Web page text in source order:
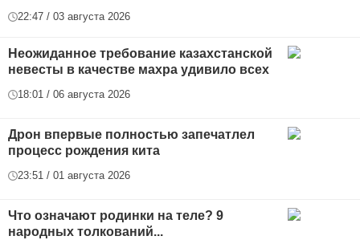
22:47 / 03 августа 2026
Неожиданное требование казахстанской
невесты в качестве махра удивило всех
18:01 / 06 августа 2026
Дрон впервые полностью запечатлел
процесс рождения кита
23:51 / 01 августа 2026
Что означают родинки на теле? 9
народных толкований...